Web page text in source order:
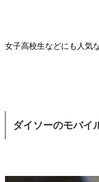
女子高校生などにも人気
ダイソーのモバイ